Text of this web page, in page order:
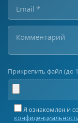
Прикрепить файл (до
Я ознакомлен и